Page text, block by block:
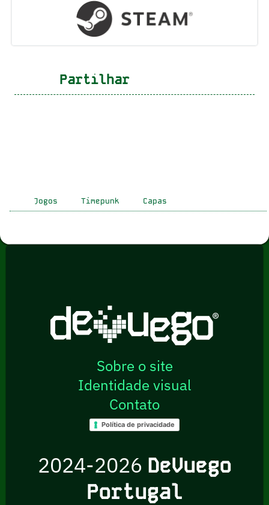
Partilhar
Jogos Timepunk Capas
Sobre o site
Identidade visual
Contato
Política de privacidade
2024-2026 DeVuego
Portugal